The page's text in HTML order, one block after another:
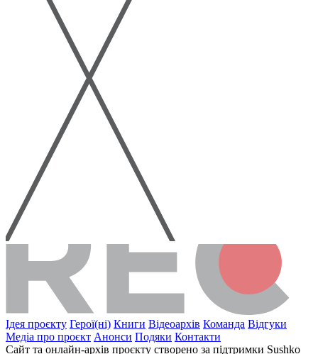
Ідея проєкту Герої(ні) Книги Відеоархів Команда Відгуки
Медіа про проєкт Анонси Подяки Контакти
Сайт та онлайн-архів проєкту створено за підтримки Sushko